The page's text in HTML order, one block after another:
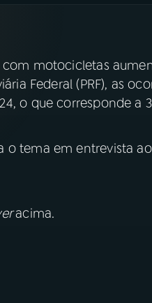
com motocicletas
Federal (PRF), as
o que corresponde a
o tema em entrevista
acima.